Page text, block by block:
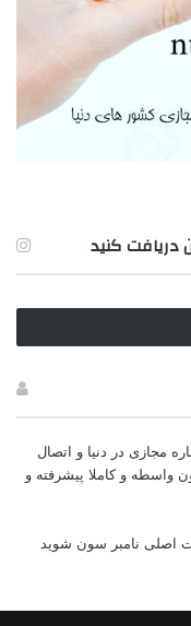
دریافت کنید
مجازی در دنیا و اتصال
دنیا بدون واسطه و کاملا پیشرفته و
اصلی نامبر سون شوید